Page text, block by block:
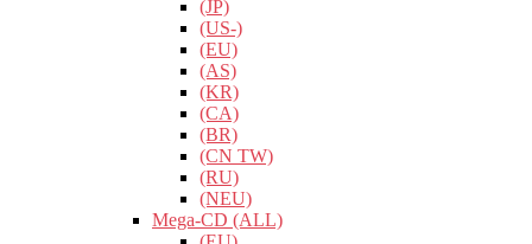
(JP)
(US-)
(EU)
(AS)
(KR)
(CA)
(BR)
(CN TW)
(RU)
(NEU)
Mega-CD (ALL)